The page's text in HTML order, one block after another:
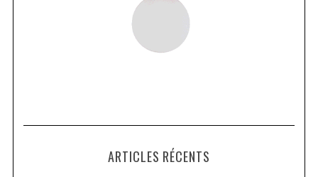
ARTICLES RÉCENTS